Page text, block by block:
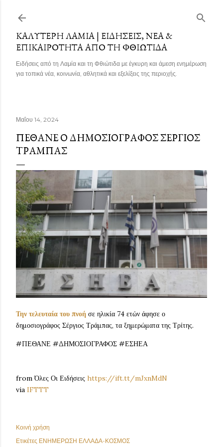
ΚΑΛΎΤΕΡΗ ΛΑΜΊΑ | ΕΙΔΉΣΕΙΣ, ΝΈΑ &
ΕΠΙΚΑΙΡΌΤΗΤΑ ΑΠΌ ΤΗ ΦΘΙΏΤΙΔΑ
Ειδήσεις από τη Λαμία και τη Φθιώτιδα με έγκυρη και άμεση ενημέρωση
για τοπικά νέα, κοινωνία, αθλητικά και εξελίξεις της περιοχής.
Μαΐου 14, 2024
ΠΈΘΑΝΕ Ο ΔΗΜΟΣΙΟΓΡΆΦΟΣ ΣΈΡΓΙΟΣ
ΤΡΆΜΠΑΣ
Την τελευταία του πνοή σε ηλικία 74 ετών άφησε ο
δημοσιογράφος Σέργιος Τράμπας, τα ξημερώματα της Τρίτης.
#ΠΕΘΑΝΕ #ΔΗΜΟΣΙΟΓΡΑΦΟΣ #ΕΣΗΕΑ
from Όλες Οι Ειδήσεις https://ift.tt/mJxnMdN
via IFTTT
Κοινή χρήση
Ετικέτες ΕΝΗΜΕΡΩΣΗ ΕΛΛΑΔΑ-ΚΟΣΜΟΣ